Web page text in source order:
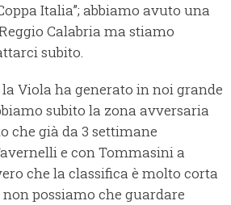
Italia”; abbiamo avuto una
Calabria ma stiamo
subito.
Viola ha generato in noi grande
subito la zona avversaria
che già da 3 settimane
e con Tommasini a
che la classifica è molto corta
possiamo che guardare